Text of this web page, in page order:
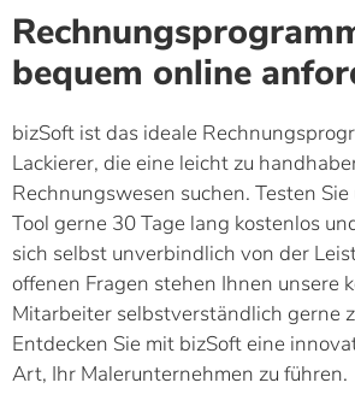
bequem online
bizSoft ist das ideale
Lackierer, die eine leicht zu
Rechnungswesen suchen. Testen
Tool gerne 30 Tage lang kostenlos
sich selbst unverbindlich von der
offenen Fragen stehen Ihnen unsere
Mitarbeiter selbstverständlich gerne
Entdecken Sie mit bizSoft eine
Art, Ihr Malerunternehmen zu führen.